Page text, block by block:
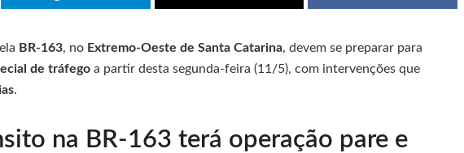
BR-163, no Extremo-Oeste de Santa Catarina, devem se preparar para
de tráfego a partir desta segunda-feira (11/5), com intervenções que
.
na BR-163 terá operação pare e